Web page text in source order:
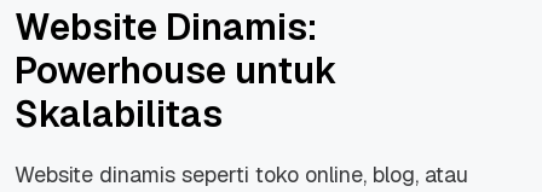
Website Dinamis:
Powerhouse untuk
Skalabilitas
Website dinamis seperti toko online, blog, atau